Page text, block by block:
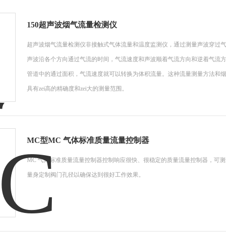
150超声波烟气流量检测仪
超声波烟气流量检测仪非接触式气体流量和温度监测仪，通过测量声波穿过
声波沿各个方向通过气流的时间，气流速度和声波顺着气流方向和逆着气流
管道中的通过面积，气流速度就可以转换为体积流量。这种流量测量方法和
具有zei高的精确度和zei大的测量范围。
MC型MC 气体标准质量流量控制器
MC 气体标准质量流量控制器控制响应很快、很稳定的质量流量控制器，可
量身定制阀门孔径以确保达到很好工作效果。